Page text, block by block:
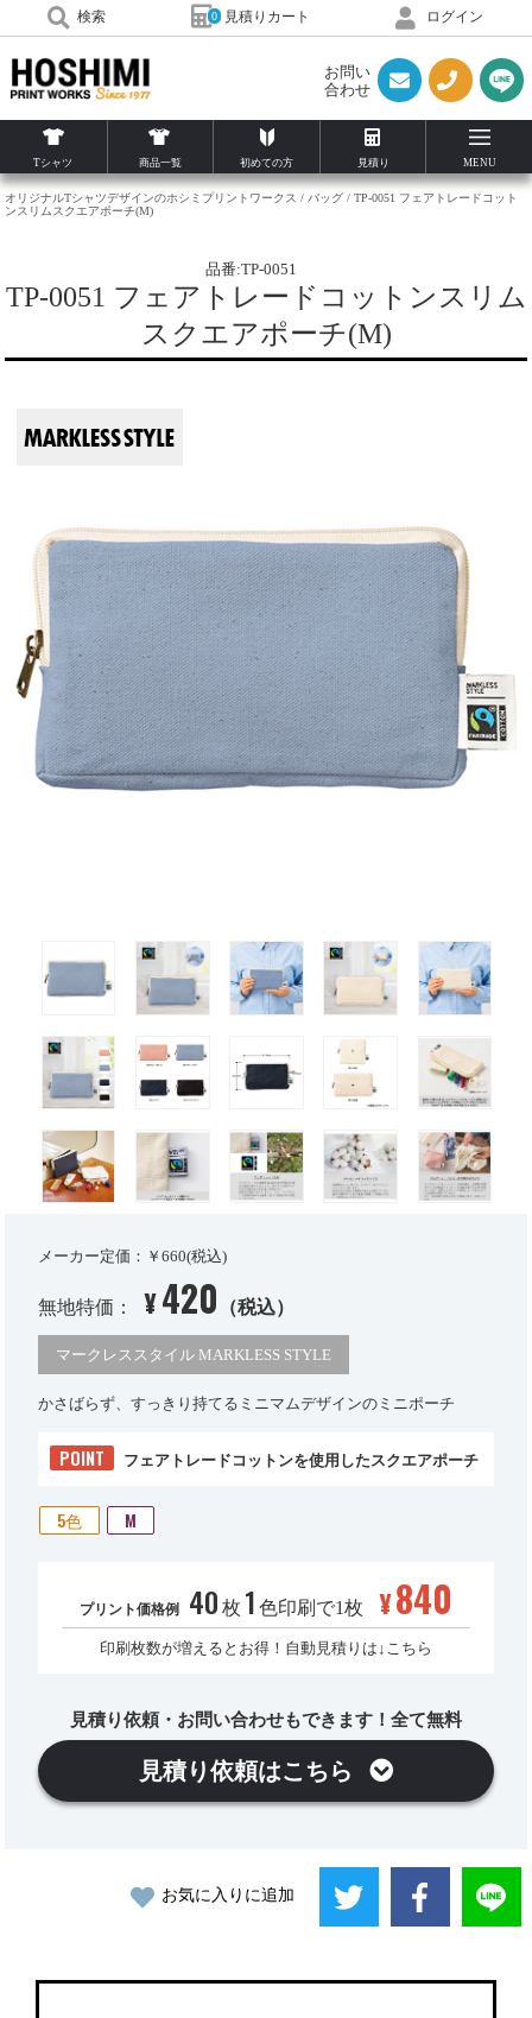
検索 0 見積りカート ログイン
お問い
合わせ
Tシャツ 商品一覧 初めての方 見積り MENU
オリジナルTシャツデザインのホシミプリントワークス バッグ
TP-0051 フェアトレードコット
ンスリムスクエアポーチ(M)
品番:TP-0051
TP-0051 フェアトレードコットンスリム
スクエアポーチ(M)
メーカー定価：￥660(税込)
無地特価： ¥420 （税込）
マークレススタイル MARKLESS STYLE
かさばらず、すっきり持てるミニマムデザインのミニポーチ
POINT フェアトレードコットンを使用したスクエアポーチ
5色 M
プリント価格例 40 枚 1 色印刷で1枚 ¥840
印刷枚数が増えるとお得！自動見積りは↓こちら
見積り依頼・お問い合わせもできます！全て無料
見積り依頼はこちら
お気に入りに追加